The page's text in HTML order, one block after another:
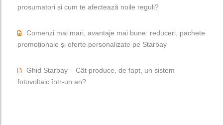
prosumatori și cum te afectează noile reguli?
Comenzi mai mari, avantaje mai bune: reduceri, pachete
promoționale și oferte personalizate pe Starbay
Ghid Starbay – Cât produce, de fapt, un sistem
fotovoltaic într-un an?